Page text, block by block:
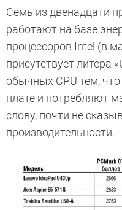
Семь из двенадцати
работают на базе
процессоров Intel (в
присутствует литера
обычных CPU тем,
плате и потребляют
слову, почти не
производительности.